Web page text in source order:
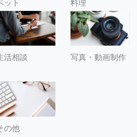
ット 料理
活相談 写真・動画制作
の他